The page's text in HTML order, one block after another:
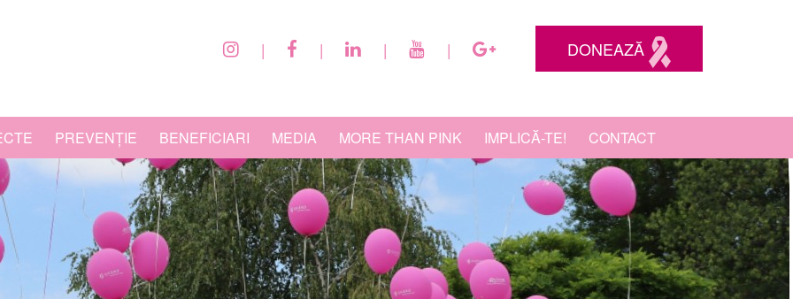
| | | | DONEAZĂ
PREVENȚIE BENEFICIARI MEDIA MORE THAN PINK IMPLICĂ-TE! CONTACT